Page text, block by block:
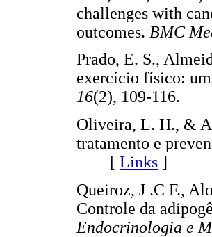
challenges with
outcomes. BMC
Prado, E. S.,
exercício físico:
16(2), 109-
Oliveira, L. H., &
tratamento e
[ Links ]
Queiroz, J .C F.,
Controle da
Endocrinologia e